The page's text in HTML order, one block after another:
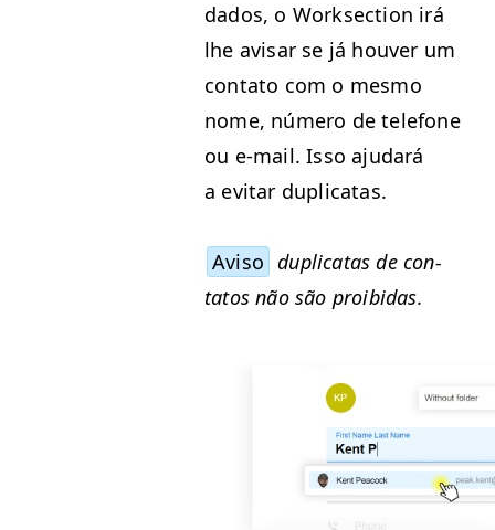
dados, o Work­sec­tion irá
lhe avis­ar se já hou­ver um
con­ta­to com o mes­mo
nome, número de tele­fone
ou e‑mail. Isso aju­dará
a evi­tar duplicatas.
Avi­so dupli­catas de con­
tatos não são proibidas.